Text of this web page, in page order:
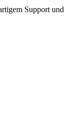
Support und